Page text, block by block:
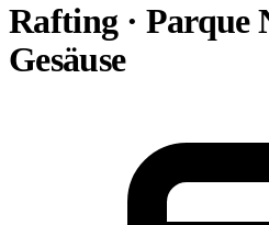
Rafting · Parque
Gesäuse